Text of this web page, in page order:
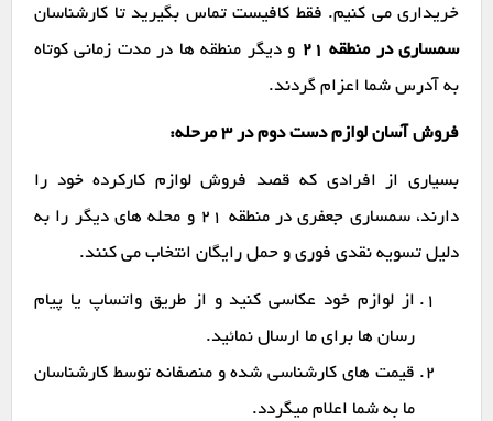
خریداری می کنیم. فقط کافیست تماس بگیرید تا کارشناسان
سمساری در منطقه 21
و دیگر منطقه ها در مدت زمانی کوتاه
به آدرس شما اعزام گردند.
فروش آسان لوازم دست دوم در ۳ مرحله:
بسیاری از افرادی که قصد فروش لوازم کارکرده خود را
دارند، سمساری جعفری در منطقه 21 و محله های دیگر را به
دلیل تسویه نقدی فوری و حمل رایگان انتخاب می کنند.
از لوازم خود عکاسی کنید و از طریق واتساپ یا پیام
رسان ها برای ما ارسال نمائید.
قیمت های کارشناسی شده و منصفانه توسط کارشناسان
ما به شما اعلام میگردد.